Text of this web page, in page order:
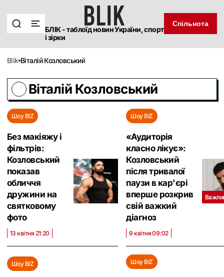
БЛІК - таблоїд новин України, спорт
і зірки
Спільнота
blik Віталій Козловський
Віталій Козловський
Шоу BIZ
Без макіяжу і
фільтрів:
Козловський
показав
обличчя
дружини на
святковому
фото
13 квітня 21:20
Шоу BIZ
«Аудиторія
класно лікує»:
Козловський
після тривалої
паузи в кар'єрі
вперше розкрив
свій важкий
діагноз
9 квітня 09:02
Шоу BIZ Шоу BIZ